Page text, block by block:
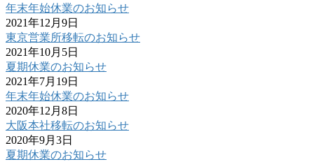
年末年始休業のお知らせ
2021年12月9日
東京営業所移転のお知らせ
2021年10月5日
夏期休業のお知らせ
2021年7月19日
年末年始休業のお知らせ
2020年12月8日
大阪本社移転のお知らせ
2020年9月3日
夏期休業のお知らせ